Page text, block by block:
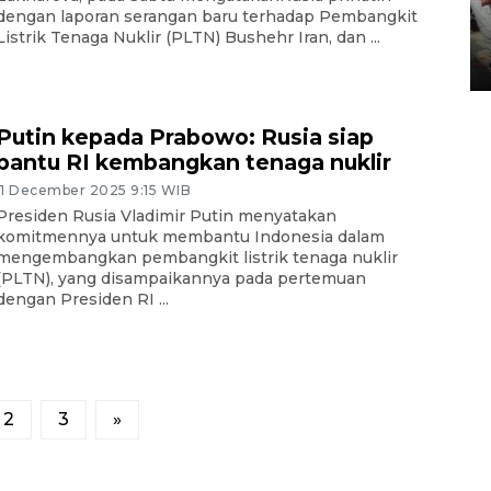
laporan serangan baru terhadap Pembangkit
Tenaga Nuklir (PLTN) Bushehr Iran, dan ...
kepada Prabowo: Rusia siap
RI kembangkan tenaga nuklir
December 2025 9:15 WIB
Rusia Vladimir Putin menyatakan
untuk membantu Indonesia dalam
pembangkit listrik tenaga nuklir
yang disampaikannya pada pertemuan
Presiden RI ...
2 3 »
Tarawih di Malaysia